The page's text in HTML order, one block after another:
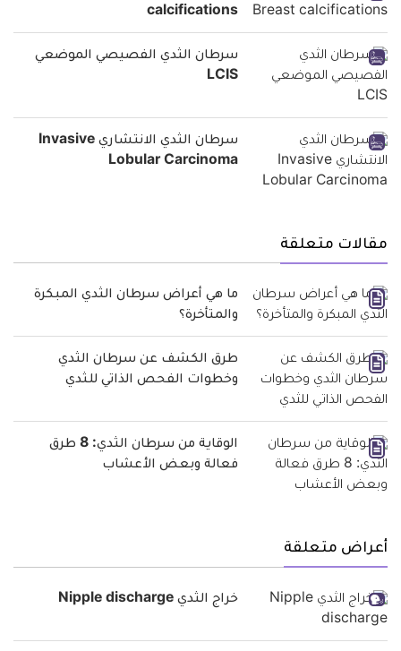
calcifications
سرطان الثدي الفصيصي الموضعي
LCIS
سرطان الثدي الانتشاري Invasive
Lobular Carcinoma
مقالات متعلقة
ما هي أعراض سرطان الثدي المبكرة
والمتأخرة؟
طرق الكشف عن سرطان الثدي
وخطوات الفحص الذاتي للثدي
الوقاية من سرطان الثدي: 8 طرق
فعالة وبعض الأعشاب
أعراض متعلقة
خراج الثدي Nipple discharge